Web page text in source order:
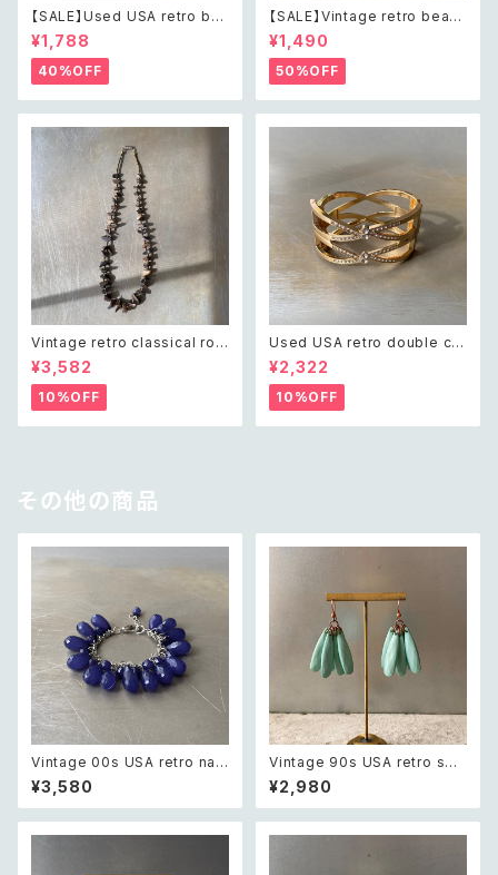
【SALE】Used USA retro bot
anical flower salopette sh
ort pants レトロ アメリカ ユー
ズド 古着 ライトグリーン ボタニ
カル フラワー サロペット ショー
トパンツ
¥1,788
40%OFF
【SALE】Vintage retro bead
s embroidery navy blue po
uch レトロ ヴィンテージ ホワイ
ト ビーズ刺繍 ネイビー 紺色 ポ
ーチ
¥1,490
50%OFF
Vintage retro classical rou
gh cut shell beads necklac
e レトロ ヴィンテージ アクセサ
リー クラシカル ラフカット シェ
ル ビーズ ネックレス
¥3,582
10%OFF
Used USA retro double cro
ss crystal bijou bangle レト
ロ アメリカ ユーズド アクセサリ
ー ゴールド ダブル クロス ビジ
ュー バングル
¥2,322
10%OFF
その他の商品
Vintage 00s USA retro nav
y blue drop beads bracele
t レトロ アメリカ ヴィンテージ
アクセサリー ネイビーブルー ド
¥3,580
Vintage 90s USA retro swi
ng drop beads pierce レト
ロ アメリカ ヴィンテージ アクセ
サリー スウィング ドロップ ビー
¥2,980